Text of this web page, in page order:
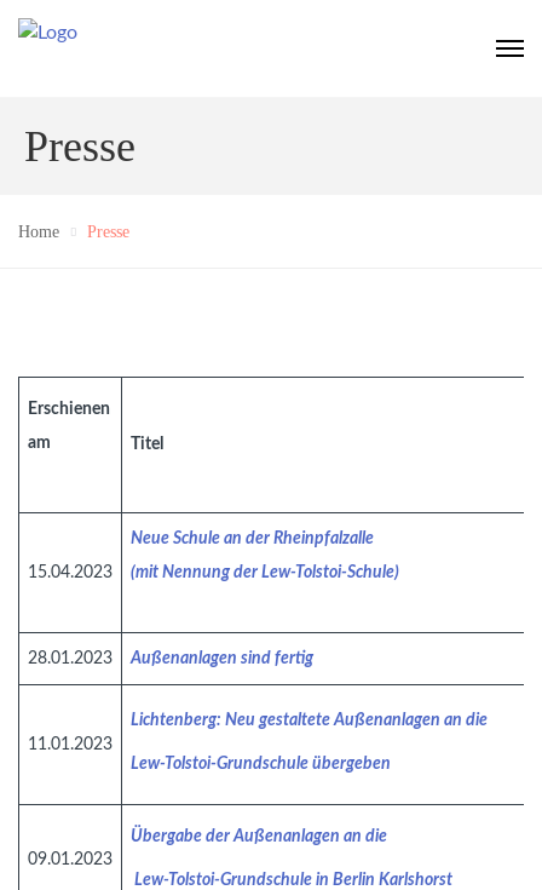
Presse
Home Presse
Erschienen
am
Titel
15.04.2023
Neue Schule an der Rheinpfalzalle
(mit Nennung der Lew-Tolstoi-Schule)
28.01.2023 Außenanlagen sind fertig
11.01.2023
Lichtenberg: Neu gestaltete Außenanlagen an die
Lew-Tolstoi-Grundschule übergeben
09.01.2023
Übergabe der Außenanlagen an die
Lew-Tolstoi-Grundschule in Berlin Karlshorst